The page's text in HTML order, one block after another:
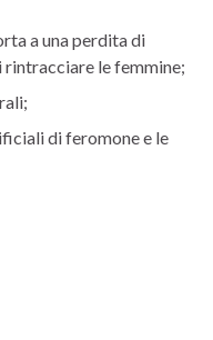
a una perdita di
rintracciare le femmine;
di feromone e le